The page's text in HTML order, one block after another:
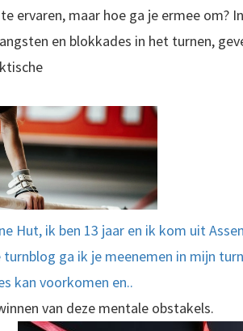
ervaren, maar hoe ga je ermee om?
en blokkades in het turnen,
Hut, ik ben 13 jaar en ik kom uit
turnblog ga ik je meenemen in mijn
kan voorkomen en..
van deze mentale obstakels.